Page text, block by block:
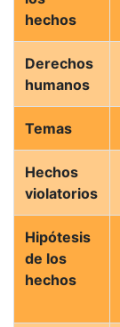
hechos
Derechos
humanos
Temas
Hechos
violatorios
Hipótesis
de los
hechos